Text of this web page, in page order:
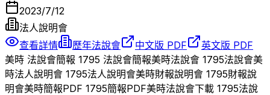
2023/7/12
法人說明會
查看詳情
歷年法說會 中文版 PDF
英文版 PDF
美時 法說會簡報 1795 法說會簡報美時法說會 1795法說會美
時法人說明會 1795法人說明會美時財報說明會 1795財報說
明會美時簡報PDF 1795簡報PDF美時法說會下載 1795法說